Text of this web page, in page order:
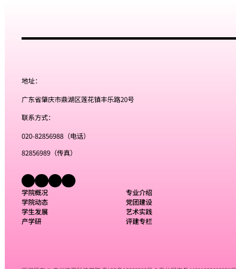
地址：
广东省肇庆市鼎湖区莲花镇丰乐路20号
联系方式：
020-82856988（电话）
82856989（传真）
学院概况
专业介绍
学院动态
党团建设
学生发展
艺术实践
产学研
评建专栏